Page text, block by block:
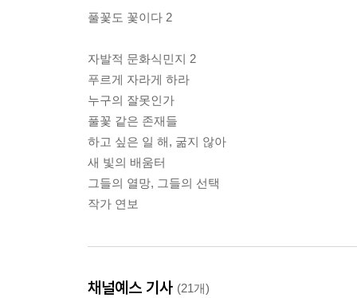
풀꽃도 꽃이다 2
자발적 문화식민지 2
푸르게 자라게 하라
누구의 잘못인가
풀꽃 같은 존재들
하고 싶은 일 해, 굶지 않아
새 빛의 배움터
그들의 열망, 그들의 선택
작가 연보
채널예스 기사 (21개)